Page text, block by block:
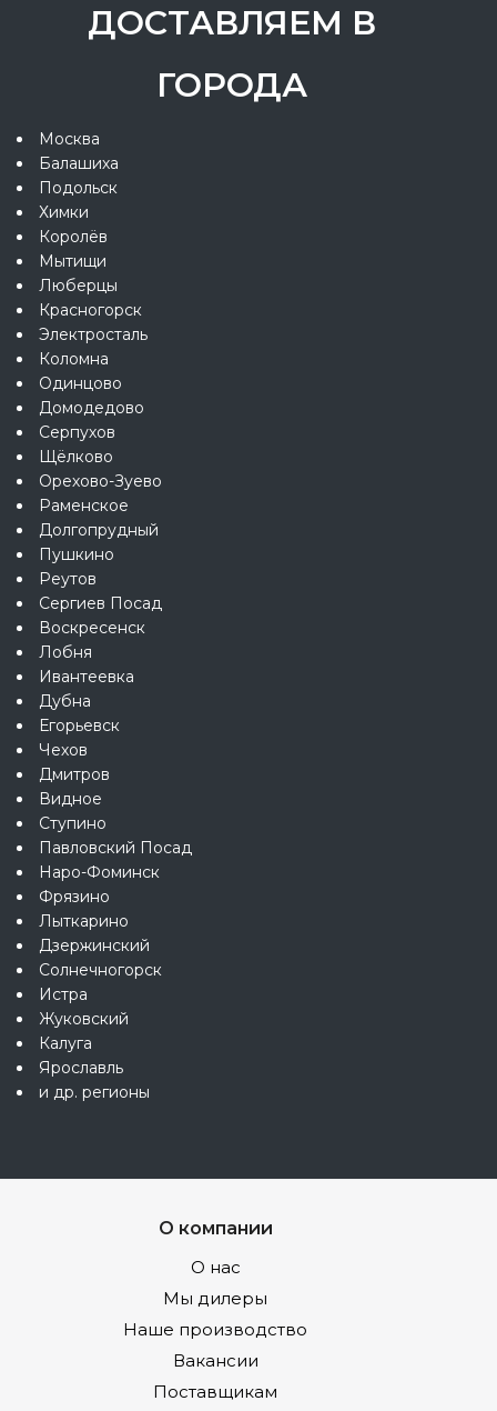
ДОСТАВЛЯЕМ В
ГОРОДА
Москва
Балашиха
Подольск
Химки
Королёв
Мытищи
Люберцы
Красногорск
Электросталь
Коломна
Одинцово
Домодедово
Серпухов
Щёлково
Орехово-Зуево
Раменское
Долгопрудный
Пушкино
Реутов
Сергиев Посад
Воскресенск
Лобня
Ивантеевка
Дубна
Егорьевск
Чехов
Дмитров
Видное
Ступино
Павловский Посад
Наро-Фоминск
Фрязино
Лыткарино
Дзержинский
Солнечногорск
Истра
Жуковский
Калуга
Ярославль
и др. регионы
О компании
О нас
Мы дилеры
Наше производство
Вакансии
Поставщикам